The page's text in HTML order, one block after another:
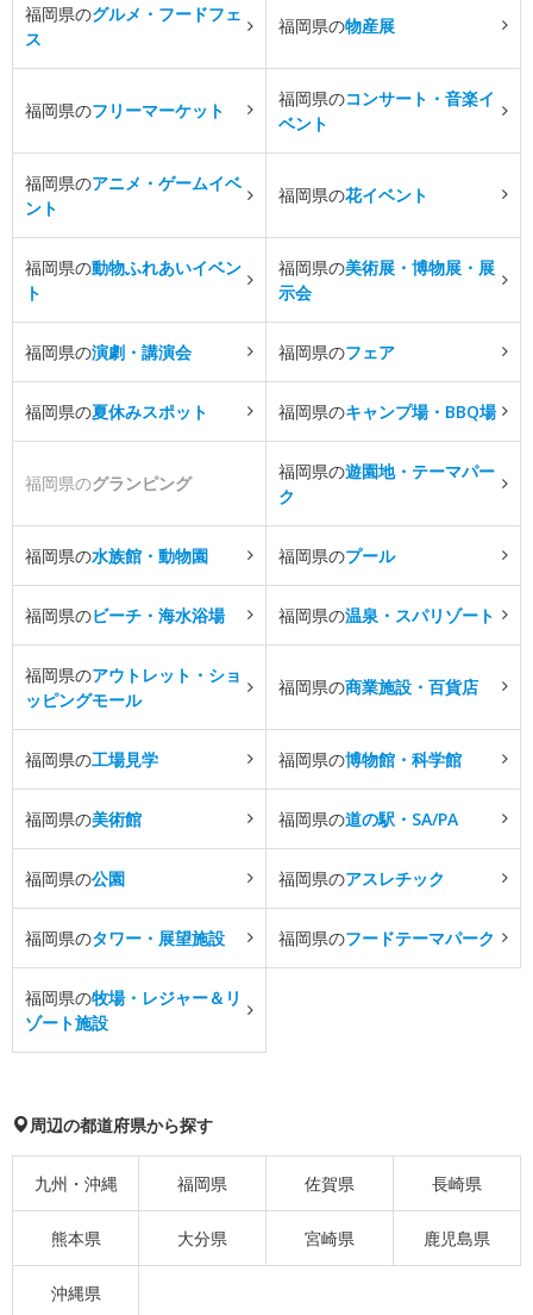
福岡県のグルメ・フードフェ
ス
福岡県の物産展
福岡県のフリーマーケット
福岡県のコンサート・音楽イ
ベント
福岡県のアニメ・ゲームイベ
ント
福岡県の花イベント
福岡県の動物ふれあいイベン
ト
福岡県の美術展・博物展・展
示会
福岡県の演劇・講演会 福岡県のフェア
福岡県の夏休みスポット 福岡県のキャンプ場・BBQ場
福岡県のグランピング
福岡県の遊園地・テーマパー
ク
福岡県の水族館・動物園 福岡県のプール
福岡県のビーチ・海水浴場 福岡県の温泉・スパリゾート
福岡県のアウトレット・ショ
ッピングモール
福岡県の商業施設・百貨店
福岡県の工場見学 福岡県の博物館・科学館
福岡県の美術館 福岡県の道の駅・SA/PA
福岡県の公園 福岡県のアスレチック
福岡県のタワー・展望施設 福岡県のフードテーマパーク
福岡県の牧場・レジャー＆リ
ゾート施設
周辺の都道府県から探す
九州・沖縄 福岡県 佐賀県 長崎県
熊本県 大分県 宮崎県 鹿児島県
沖縄県